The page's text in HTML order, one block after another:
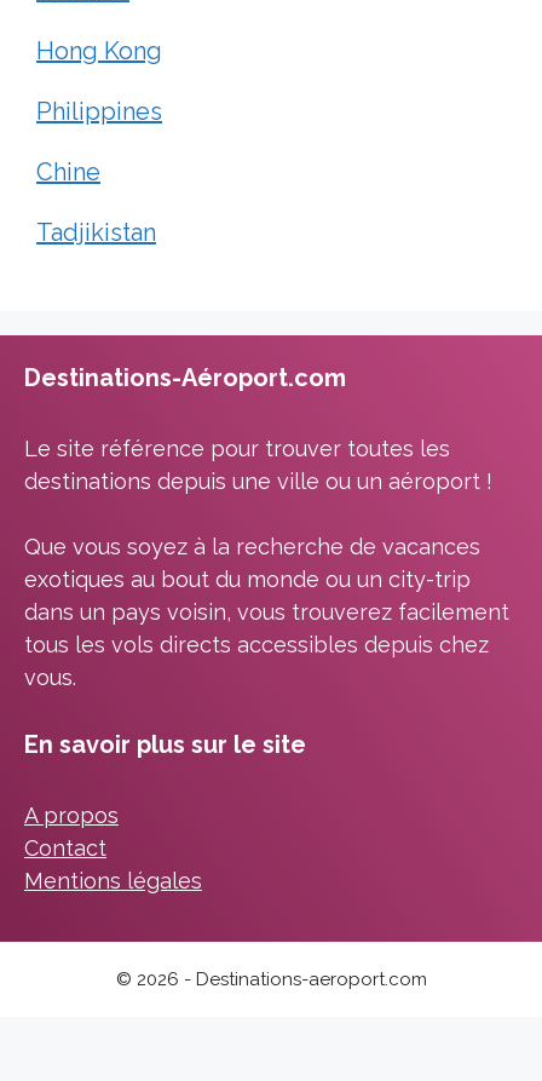
Hong Kong
Philippines
Chine
Tadjikistan
Destinations-Aéroport.com
Le site référence pour trouver toutes les
destinations depuis une ville ou un aéroport !
Que vous soyez à la recherche de vacances
exotiques au bout du monde ou un city-trip
dans un pays voisin, vous trouverez facilement
tous les vols directs accessibles depuis chez
vous.
En savoir plus sur le site
A propos
Contact
Mentions légales
© 2026 - Destinations-aeroport.com